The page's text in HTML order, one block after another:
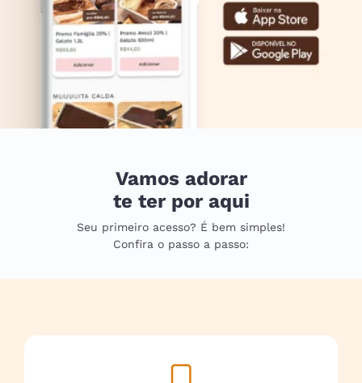
Vamos adorar
te ter por aqui
Seu primeiro acesso? É bem simples!
Confira o passo a passo: